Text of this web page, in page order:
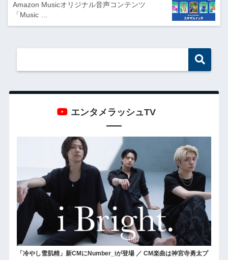
Amazon Musicオリジナル音声コンテンツ
「Music …
エンタメラッシュTV
「冷やし雪肌精」新CMにNumber_iが登場 ／ CM楽曲は神宮寺勇太プ